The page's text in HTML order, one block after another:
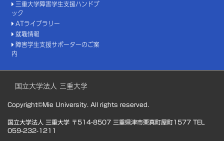
三重大学障害学生支援ハンドブ
ック
ATライブラリー
就職情報
障害学生支援サポーターのご案
内
国立大学法人 三重大学
Copyright©Mie University. All rights reserved.
国立大学法人 三重大学 〒514-8507 三重県津市栗真町屋町1577 TEL
059-232-1211